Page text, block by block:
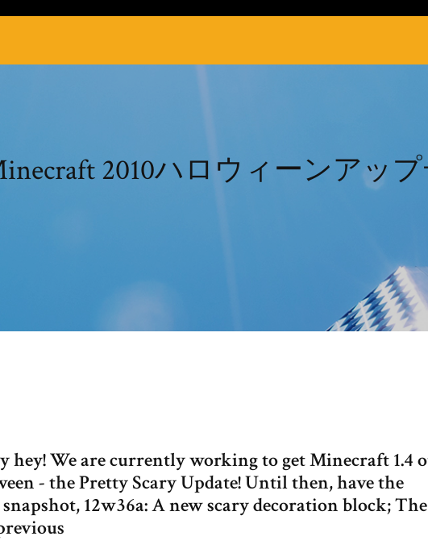
2010ハロウィーンアッ
hey! We are currently working to get Minecraft 1.4
- the Pretty Scary Update! Until then, have the
12w36a: A new scary decoration block; The